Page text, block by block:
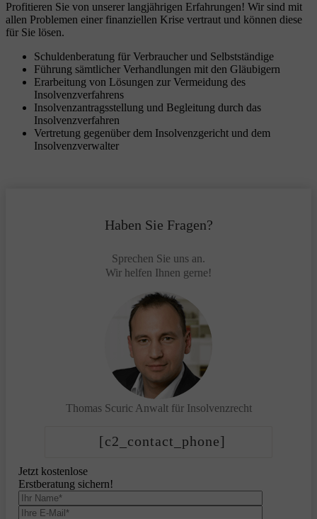
Profitieren Sie von unserer langjährigen Erfahrungen! Wir sind mit
allen Problemen einer finanziellen Krise vertraut und können diese
für Sie lösen.
Schuldenberatung für Verbraucher und Selbstständige
Führung sämtlicher Verhandlungen mit den Gläubigern
Erarbeitung von Lösungen zur Vermeidung des
Insolvenzverfahrens
Insolvenzantragsstellung und Begleitung durch das
Insolvenzverfahren
Vertretung gegenüber dem Insolvenzgericht und dem
Insolvenzverwalter
Haben Sie Fragen?
Sprechen Sie uns an.
Wir helfen Ihnen gerne!
Thomas Scuric Anwalt für Insolvenzrecht
[c2_contact_phone]
Jetzt kostenlose
Erstberatung sichern!